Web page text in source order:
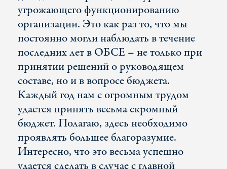
угрожающего функционированию
организации. Это как раз то, что мы
постоянно могли наблюдать в течение
последних лет в ОБСЕ – не только при
принятии решений о руководящем
составе, но и в вопросе бюджета.
Каждый год нам с огромным трудом
удается принять весьма скромный
бюджет. Полагаю, здесь необходимо
проявлять большее благоразумие.
Интересно, что это весьма успешно